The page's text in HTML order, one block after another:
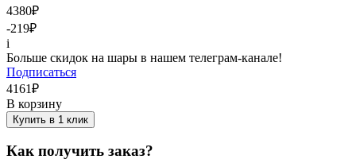
4380₽
-219₽
i
Больше скидок на шары в нашем телеграм-канале!
Подписаться
4161₽
В корзину
Купить в 1 клик
Как получить заказ?